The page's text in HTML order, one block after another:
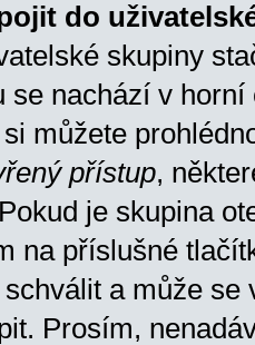
do
skupiny
nachází v horní
můžete
přístup,
je skupina
na příslušné
a může se
Prosím,